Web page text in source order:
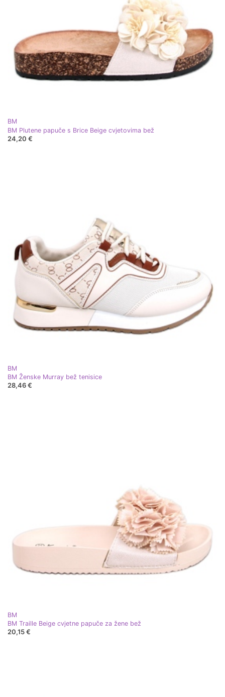
BM
BM Plutene papuče s Brice Beige cvjetovima bež
24,20 €
BM
BM Ženske Murray bež tenisice
28,46 €
BM
BM Traille Beige cvjetne papuče za žene bež
20,15 €